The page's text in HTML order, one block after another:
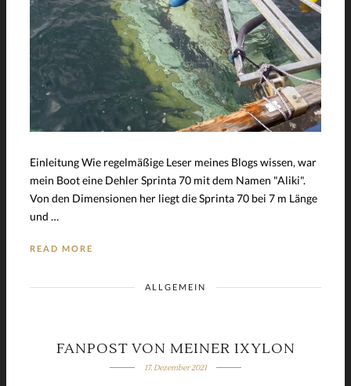
Einleitung Wie regelmäßige Leser meines Blogs wissen, war
mein Boot eine Dehler Sprinta 70 mit dem Namen "Aliki".
Von den Dimensionen her liegt die Sprinta 70 bei 7 m Länge
und …
READ MORE
ALLGEMEIN
FANPOST VON MEINER IXYLON
17. Dezember 2021